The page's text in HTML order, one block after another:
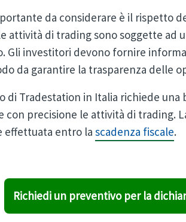
da considerare è il rispetto
attività di trading sono soggette ad
Gli investitori devono fornire
da garantire la trasparenza delle
di Tradestation in Italia richiede
con precisione le attività di trading.
effettuata entro la scadenza fiscale.
Richiedi un preventivo per la